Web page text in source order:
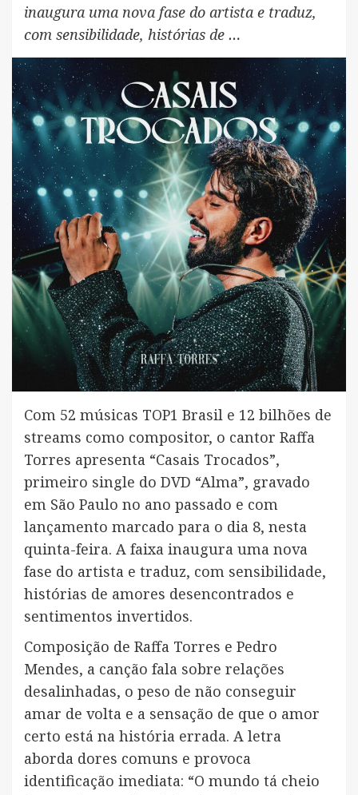
inaugura uma nova fase do artista e traduz,
com sensibilidade, histórias de …
Com 52 músicas TOP1 Brasil e 12 bilhões de
streams como compositor, o cantor Raffa
Torres apresenta “Casais Trocados”,
primeiro single do DVD “Alma”, gravado
em São Paulo no ano passado e com
lançamento marcado para o dia 8, nesta
quinta-feira. A faixa inaugura uma nova
fase do artista e traduz, com sensibilidade,
histórias de amores desencontrados e
sentimentos invertidos.
Composição de Raffa Torres e Pedro
Mendes, a canção fala sobre relações
desalinhadas, o peso de não conseguir
amar de volta e a sensação de que o amor
certo está na história errada. A letra
aborda dores comuns e provoca
identificação imediata: “O mundo tá cheio